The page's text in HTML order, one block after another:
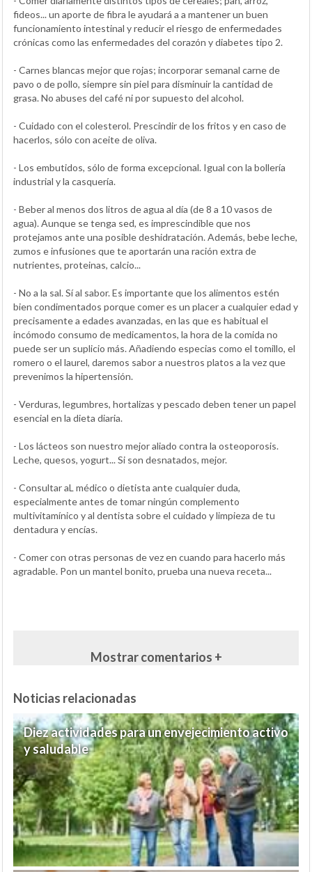
fideos... un aporte de fibra le ayudará a a mantener un buen
funcionamiento intestinal y reducir el riesgo de enfermedades
crónicas como las enfermedades del corazón y diabetes tipo 2.
- Carnes blancas mejor que rojas; incorporar semanal carne de
pavo o de pollo, siempre sin piel para disminuir la cantidad de
grasa. No abuses del café ni por supuesto del alcohol.
- Cuidado con el colesterol. Prescindir de los fritos y en caso de
hacerlos, sólo con aceite de oliva.
- Los embutidos, sólo de forma excepcional. Igual con la bollería
industrial y la casquería.
- Beber al menos dos litros de agua al día (de 8 a 10 vasos de
agua). Aunque se tenga sed, es imprescindible que nos
protejamos ante una posible deshidratación. Además, bebe leche,
zumos e infusiones que te aportarán una ración extra de
nutrientes, proteinas, calcio...
- No a la sal. Sí al sabor. Es importante que los alimentos estén
bien condimentados porque comer es un placer a cualquier edad y
precisamente a edades avanzadas, en las que es habitual el
incómodo consumo de medicamentos, la hora de la comida no
puede ser un suplicio más. Añadiendo especias como el tomillo, el
romero o el laurel, daremos sabor a nuestros platos a la vez que
prevenimos la hipertensión.
- Verduras, legumbres, hortalizas y pescado deben tener un papel
esencial en la dieta diaria.
- Los lácteos son nuestro mejor aliado contra la osteoporosis.
Leche, quesos, yogurt... Si son desnatados, mejor.
- Consultar aL médico o dietista ante cualquier duda,
especialmente antes de tomar ningún complemento
multivitamínico y al dentista sobre el cuidado y limpieza de tu
dentadura y encías.
- Comer con otras personas de vez en cuando para hacerlo más
agradable. Pon un mantel bonito, prueba una nueva receta...
Mostrar comentarios +
Noticias relacionadas
Diez actividades para un envejecimiento activo
y saludable